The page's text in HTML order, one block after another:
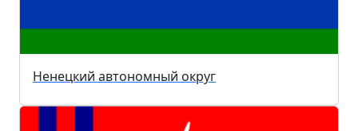
Ненецкий автономный округ